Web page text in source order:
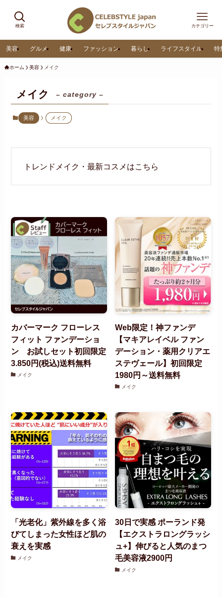
検索 カテゴリー
美容 グルメ 健康 ファッション 暮らし ライフスタイル 特
ホーム 美容 メイク
メイク – category –
美容 メイク
トレンドメイク・最新コスメはこちら
カバーマーク フローレス
フィット ファンデーショ
ン お試しセット初回限定
3.850円(税込)送料無料
メイク
Web限定！神ファンデ
【マキアレイベル ファン
デーション・薬用クリアエ
ステヴェール】初回限定
1980円～送料無料
メイク
「光老化」紫外線を多く浴
びてしまった女性ほど肌の
衰えを実感
メイク
30日で実感 ポーランド発
【エクストラロングラッシ
ュ+】伸びると人気のまつ
毛美容液2900円
メイク